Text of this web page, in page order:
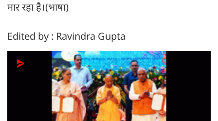
मार रहा है।(भाषा)
Edited by : Ravindra Gupta